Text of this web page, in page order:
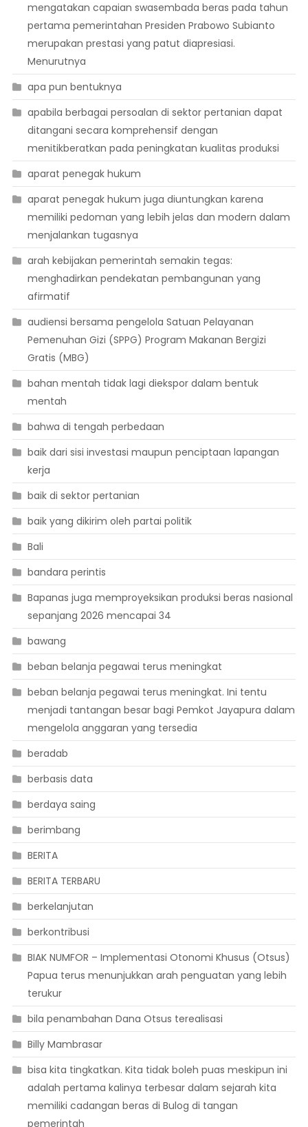
mengatakan capaian swasembada beras pada tahun
pertama pemerintahan Presiden Prabowo Subianto
merupakan prestasi yang patut diapresiasi.
Menurutnya
apa pun bentuknya
apabila berbagai persoalan di sektor pertanian dapat
ditangani secara komprehensif dengan
menitikberatkan pada peningkatan kualitas produksi
aparat penegak hukum
aparat penegak hukum juga diuntungkan karena
memiliki pedoman yang lebih jelas dan modern dalam
menjalankan tugasnya
arah kebijakan pemerintah semakin tegas:
menghadirkan pendekatan pembangunan yang
afirmatif
audiensi bersama pengelola Satuan Pelayanan
Pemenuhan Gizi (SPPG) Program Makanan Bergizi
Gratis (MBG)
bahan mentah tidak lagi diekspor dalam bentuk
mentah
bahwa di tengah perbedaan
baik dari sisi investasi maupun penciptaan lapangan
kerja
baik di sektor pertanian
baik yang dikirim oleh partai politik
Bali
bandara perintis
Bapanas juga memproyeksikan produksi beras nasional
sepanjang 2026 mencapai 34
bawang
beban belanja pegawai terus meningkat
beban belanja pegawai terus meningkat. Ini tentu
menjadi tantangan besar bagi Pemkot Jayapura dalam
mengelola anggaran yang tersedia
beradab
berbasis data
berdaya saing
berimbang
BERITA
BERITA TERBARU
berkelanjutan
berkontribusi
BIAK NUMFOR – Implementasi Otonomi Khusus (Otsus)
Papua terus menunjukkan arah penguatan yang lebih
terukur
bila penambahan Dana Otsus terealisasi
Billy Mambrasar
bisa kita tingkatkan. Kita tidak boleh puas meskipun ini
adalah pertama kalinya terbesar dalam sejarah kita
memiliki cadangan beras di Bulog di tangan
pemerintah